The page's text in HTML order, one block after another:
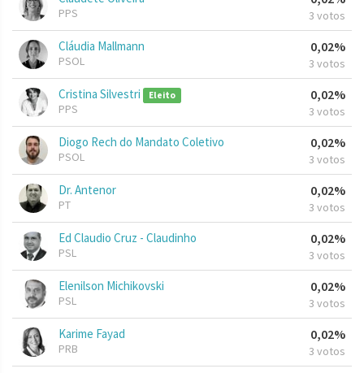
PPS 3 votos
Cláudia Mallmann
PSOL
0,02%
3 votos
Cristina Silvestri Eleito
PPS
0,02%
3 votos
Diogo Rech do Mandato Coletivo
PSOL
0,02%
3 votos
Dr. Antenor
PT
0,02%
3 votos
Ed Claudio Cruz - Claudinho
PSL
0,02%
3 votos
Elenilson Michikovski
PSL
0,02%
3 votos
Karime Fayad
PRB
0,02%
3 votos